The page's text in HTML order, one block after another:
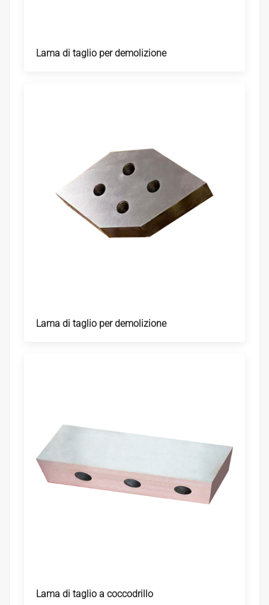
Lama di taglio per demolizione
Lama di taglio per demolizione
Lama di taglio a coccodrillo